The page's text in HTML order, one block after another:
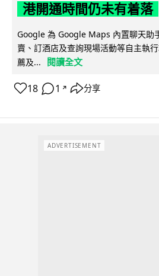
港開通時間仍未有着落
Google 為 Google Maps 內置聊天助
賣、訂酒店及查詢現場活動等自主執
薦及...
閱讀全文
18 1 ↗ 分享
ADVERTISEMENT